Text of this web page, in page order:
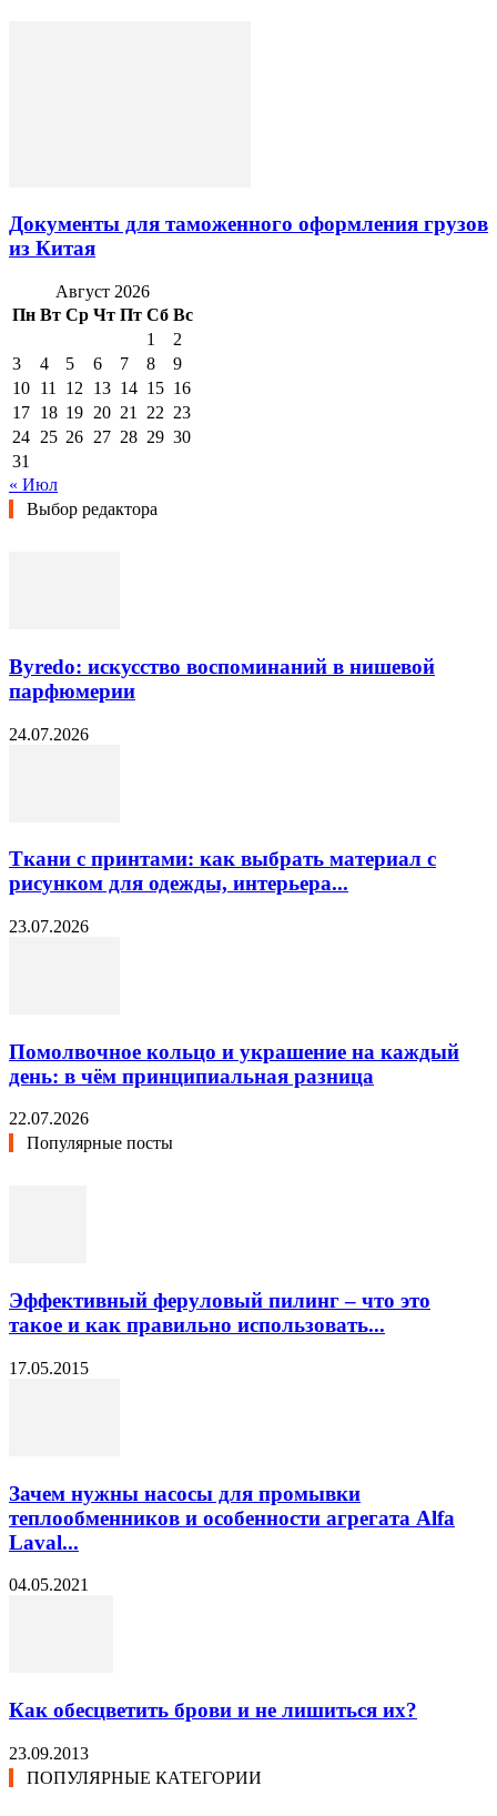
Документы для таможенного оформления грузов
из Китая
Август 2026
Пн Вт Ср Чт Пт Сб Вс
1
2
3
4 5 6 7 8
9
10 11 12 13 14 15 16
17 18 19 20 21 22 23
24 25 26 27 28 29 30
31
« Июл
Выбор редактора
Byredo: искусство воспоминаний в нишевой
парфюмерии
24.07.2026
Ткани с принтами: как выбрать материал с
рисунком для одежды, интерьера...
23.07.2026
Помолвочное кольцо и украшение на каждый
день: в чём принципиальная разница
22.07.2026
Популярные посты
Эффективный феруловый пилинг – что это
такое и как правильно использовать...
17.05.2015
Зачем нужны насосы для промывки
теплообменников и особенности агрегата Alfa
Laval...
04.05.2021
Как обесцветить брови и не лишиться их?
23.09.2013
ПОПУЛЯРНЫЕ КАТЕГОРИИ